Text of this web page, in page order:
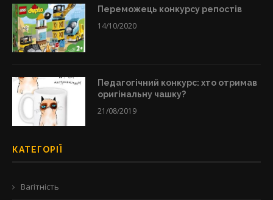
Переможець конкурсу репостів
14/10/2020
Педагогічний конкурс: хто отримав
оригінальну чашку?
21/08/2019
КАТЕГОРІЇ
Вагітність